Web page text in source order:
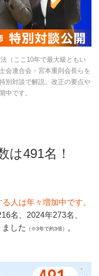
（ここ10年で最大級ともい
会連合会・宮本重則会長らを
別対談で解説。改正の要点や
中です。
は491名！
人は年々増加中です。
名、2024年273名、
ました （※3年で約3倍） 。